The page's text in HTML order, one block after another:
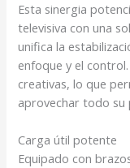
Esta sinergia
televisiva con una
unifica la
enfoque y el
creativas, lo que
aprovechar todo su
Carga útil potente
Equipado con